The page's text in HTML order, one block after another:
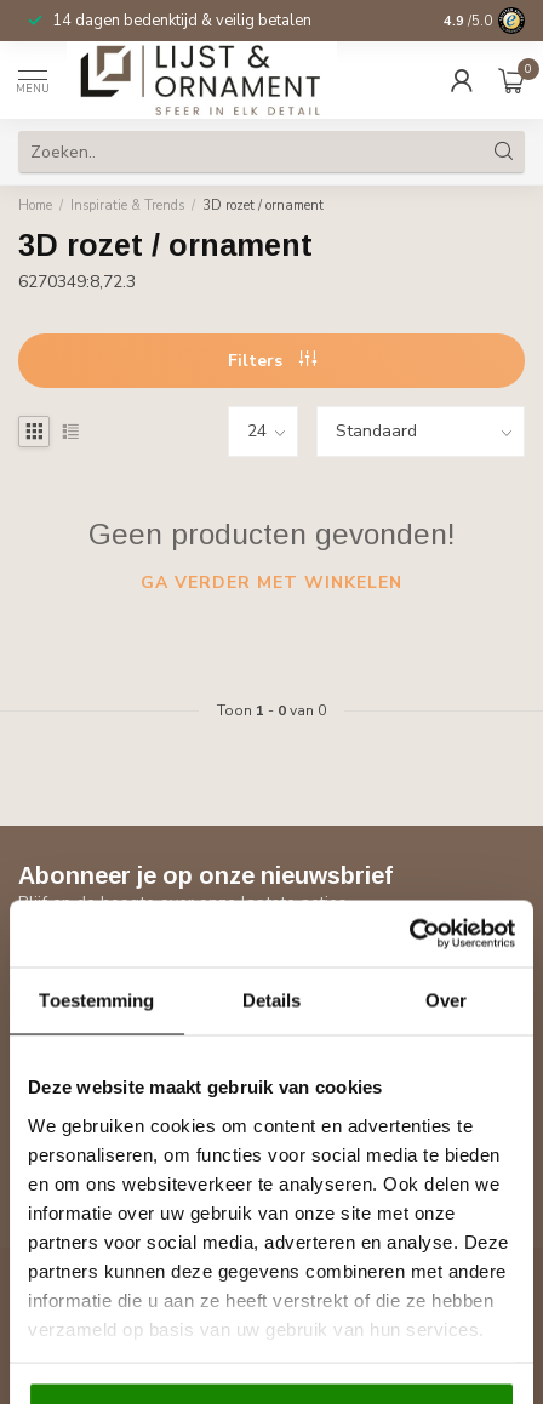
Toestemming Details Over
Deze website maakt gebruik van cookies
We gebruiken cookies om content en advertenties te
personaliseren, om functies voor social media te bieden
en om ons websiteverkeer te analyseren. Ook delen we
informatie over uw gebruik van onze site met onze
partners voor social media, adverteren en analyse. Deze
partners kunnen deze gegevens combineren met andere
informatie die u aan ze heeft verstrekt of die ze hebben
verzameld op basis van uw gebruik van hun services.
14 dagen bedenktijd & veilig betalen 4.9 /5.0
MENU
0
Home / Inspiratie & Trends / 3D rozet / ornament
3D rozet / ornament
6270349:8,72.3
Filters
Geen producten gevonden!
GA VERDER MET WINKELEN
Toon 1 - 0van 0
Meer informatie
klantenservicepagina vindt u onze contactgegevens, antwoorden
op veelgestelde vragen en alle mogelijkheden om contact met
ons op te nemen.
Klantenservice
Abonneer je op onze nieuwsbrief
Blijf op de hoogte over onze laatste acties
Lijst & Ornament